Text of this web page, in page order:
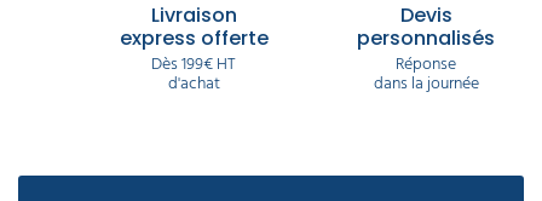
Livraison
express offerte
Dès 199€ HT
d'achat
Devis
personnalisés
Réponse
dans la journée